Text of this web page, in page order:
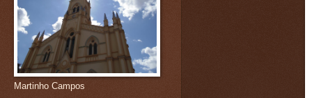
Martinho Campos